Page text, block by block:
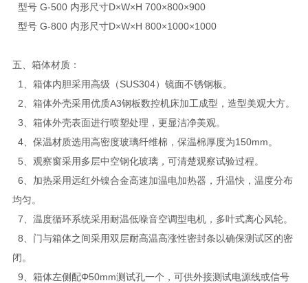
型号 G-500 内形尺寸D×W×H 700×800×900
型号 G-800 内形尺寸D×W×H 800×1000×1000
五、箱体材质：
1、箱体内胆采用高级（SUS304）镜面不锈钢板。
2、箱体外壳采用优质A3钢板数控机床加工成型，造型美观大方。
3、箱体外壳表面进行喷塑处理，更显洁净美观。
4、保温材质选用高密度玻璃纤维棉，保温棉厚度为150mm。
5、观察窗采用多层中空钢化玻璃，可清楚观察试验过程。
6、加热采用远红外镍合金高速加温电加热器，升温快，温度分布
均匀。
7、温度循环系统采用耐温低噪音空调型电机，多叶式离心风轮。
8、门与箱体之间采用双层耐高温高涨性密封条以确保测试区的密
闭。
9、箱体左侧配Φ50mm测试孔一个，可供外接测试电源线或信号